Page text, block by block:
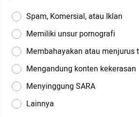
Spam, Komersial, atau Iklan
Memiliki unsur pornografi
Membahayakan atau menjurus
Mengandung konten kekerasan
Menyinggung SARA
Lainnya